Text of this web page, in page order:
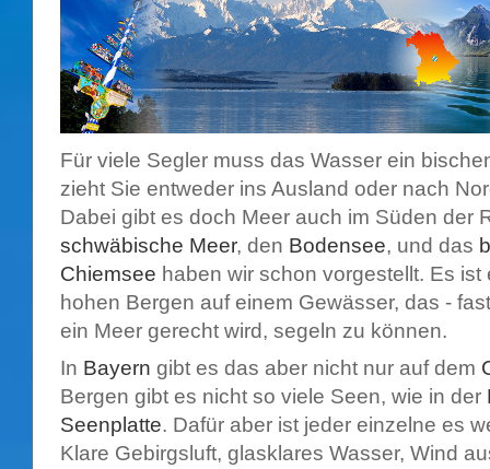
Für viele Segler muss das Wasser ein
zieht Sie entweder ins Ausland oder nach
Dabei gibt es doch Meer auch im Süden der
schwäbische Meer, den Bodensee, und das
Chiemsee haben wir schon vorgestellt. Es
hohen Bergen auf einem Gewässer, das -
ein Meer gerecht wird, segeln zu können.
In Bayern gibt es das aber nicht nur auf dem
Bergen gibt es nicht so viele Seen, wie in der
Seenplatte. Dafür aber ist jeder einzelne es
Klare Gebirgsluft, glasklares Wasser, Wind